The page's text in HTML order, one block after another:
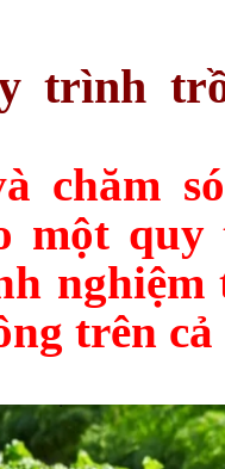
trình
chăm
một
nghiệm
trên